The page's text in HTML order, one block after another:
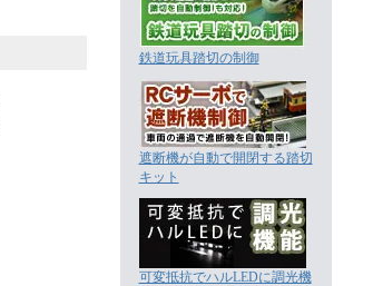
鉄道玩具踏切の制御
遮断機が自動で開閉する踏切
キット
可変抵抗でハルLEDに調光機